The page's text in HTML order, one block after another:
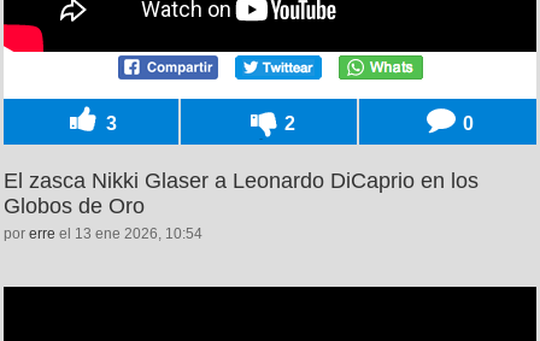
3 2 0
El zasca Nikki Glaser a Leonardo DiCaprio en los
Globos de Oro
por erre el 13 ene 2026, 10:54